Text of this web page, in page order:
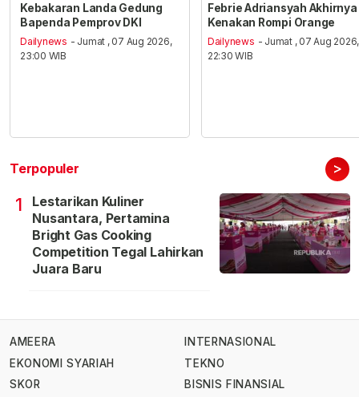
Kebakaran Landa Gedung
Bapenda Pemprov DKI
Dailynews - Jumat , 07 Aug 2026,
23:00 WIB
Febrie Adriansyah Akhirnya
Kenakan Rompi Orange
Dailynews - Jumat , 07 Aug 2026,
22:30 WIB
Terpopuler >
1
Lestarikan Kuliner
Nusantara, Pertamina
Bright Gas Cooking
Competition Tegal Lahirkan
Juara Baru
AMEERA
EKONOMI SYARIAH
SKOR
INTERNASIONAL
TEKNO
BISNIS FINANSIAL